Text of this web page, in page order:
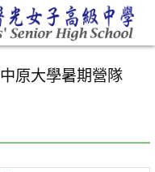
中原大學暑期營隊